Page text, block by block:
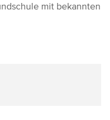
mit bekannten